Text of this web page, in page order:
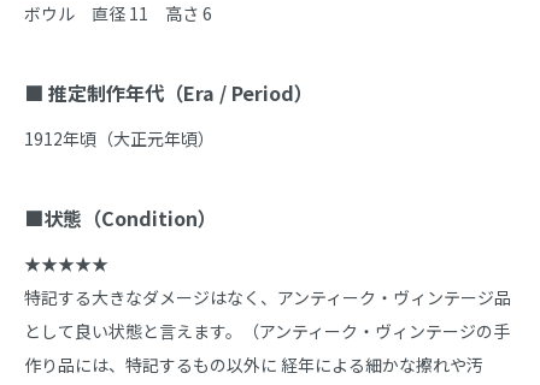
ボウル　直径 11　高さ 6
■ 推定制作年代（Era / Period）
1912年頃（大正元年頃）
■状態（Condition）
★★★★★
特記する大きなダメージはなく、アンティーク・ヴィンテージ品
として良い状態と言えます。（アンティーク・ヴィンテージの手
作り品には、特記するもの以外に 経年による細かな擦れや汚